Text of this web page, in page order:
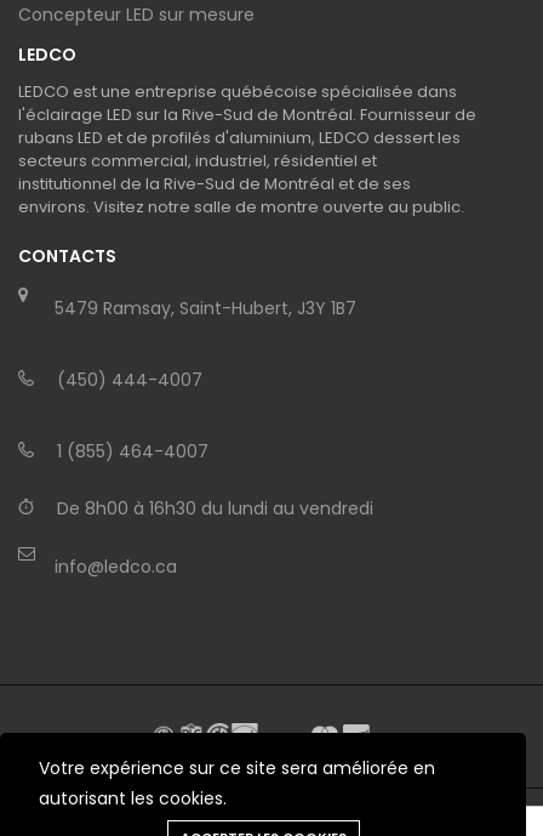
Concepteur LED sur mesure
LEDCO
LEDCO est une entreprise québécoise spécialisée dans
l'éclairage LED sur la Rive-Sud de Montréal. Fournisseur de
rubans LED et de profilés d'aluminium, LEDCO dessert les
secteurs commercial, industriel, résidentiel et
institutionnel de la Rive-Sud de Montréal et de ses
environs. Visitez notre salle de montre ouverte au public.
CONTACTS
5479 Ramsay, Saint-Hubert, J3Y 1B7
(450) 444-4007
1 (855) 464-4007
De 8h00 à 16h30 du lundi au vendredi
info@ledco.ca
Votre expérience sur ce site sera améliorée en
autorisant les cookies.